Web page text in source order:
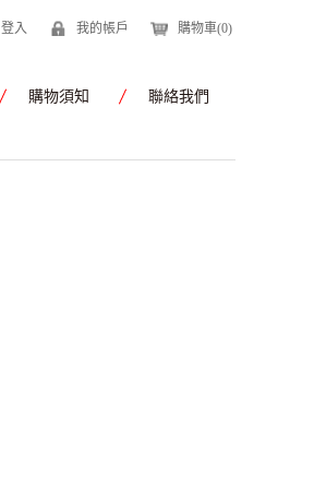
登入 我的帳戶 購物車(0)
購物須知 聯絡我們